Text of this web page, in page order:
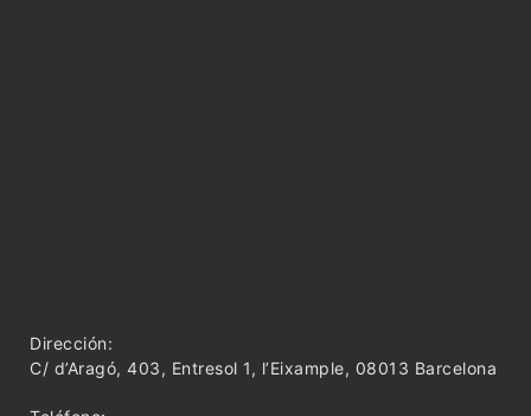
Dirección:
C/ d’Aragó, 403, Entresol 1, l’Eixample, 08013 Barcelona